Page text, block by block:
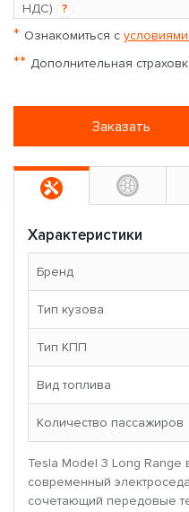
НДС)
?
* Ознакомиться с
** Дополнительная
Заказать
Характеристики
Бренд
Тип кузова
Тип КПП
Вид топлива
Количество пассажиров
Tesla Model 3 Long Range
современный
сочетающий передовые